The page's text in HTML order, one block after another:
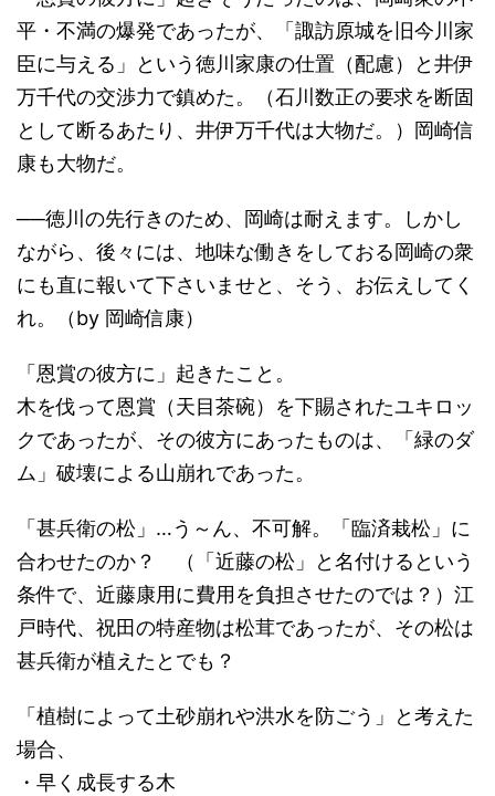
平・不満の爆発であったが、「諏訪原城を旧今川家
臣に与える」という徳川家康の仕置（配慮）と井伊
万千代の交渉力で鎮めた。（石川数正の要求を断固
として断るあたり、井伊万千代は大物だ。）岡崎信
康も大物だ。
──徳川の先行きのため、岡崎は耐えます。しかし
ながら、後々には、地味な働きをしておる岡崎の衆
にも直に報いて下さいませと、そう、お伝えしてく
れ。（by 岡崎信康）
「恩賞の彼方に」起きたこと。
木を伐って恩賞（天目茶碗）を下賜されたユキロッ
クであったが、その彼方にあったものは、「緑のダ
ム」破壊による山崩れであった。
「甚兵衛の松」…う～ん、不可解。「臨済栽松」に
合わせたのか？ （「近藤の松」と名付けるという
条件で、近藤康用に費用を負担させたのでは？）江
戸時代、祝田の特産物は松茸であったが、その松は
甚兵衛が植えたとでも？
「植樹によって土砂崩れや洪水を防ごう」と考えた
場合、
・早く成長する木